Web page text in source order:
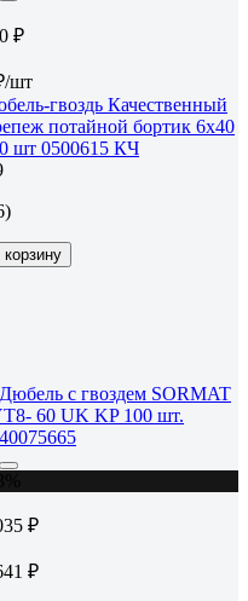
₽
шт
гвоздь Качественный
потайной бортик 6х40
шт 0500615 КЧ
корзину
₽
₽